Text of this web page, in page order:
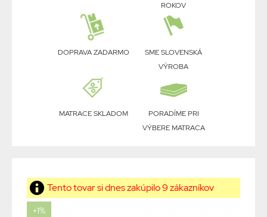
ROKOV
DOPRAVA ZADARMO
SME SLOVENSKÁ
VÝROBA
MATRACE SKLADOM
PORADÍME PRI
VÝBERE MATRACA
Tento tovar si dnes zakúpilo 9 zákazníkov
+1%